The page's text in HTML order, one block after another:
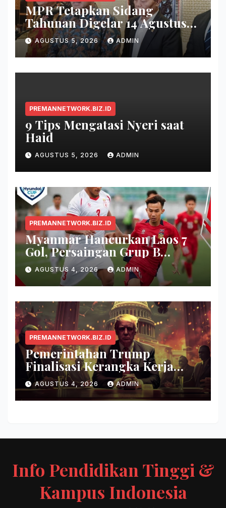
MPR Tetapkan Sidang
Tahunan Digelar 14 Agustus
2026
AGUSTUS 5, 2026 ADMIN
PREMANNETWORK.BIZ.ID
9 Tips Mengatasi Nyeri saat
Haid
AGUSTUS 5, 2026 ADMIN
PREMANNETWORK.BIZ.ID
Myanmar Hancurkan Laos 7
Gol, Persaingan Grup B
Memanas!
AGUSTUS 4, 2026 ADMIN
PREMANNETWORK.BIZ.ID
Pemerintahan Trump
Finalisasi Kerangka Kerja
Evaluasi Model AI Baru
AGUSTUS 4, 2026 ADMIN
Info Pendidikan Tinggi &
Kampus Indonesia